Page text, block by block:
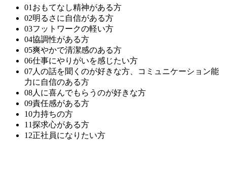
01 おもてなし精神がある方
02明るさに自信がある方
03フットワークの軽い方
04協調性がある方
05爽やかで清潔感のある方
06仕事にやりがいを感じたい方
07人の話を聞くのが好きな方、コミュニケーション能
力に自信のある方
08人に喜んでもらうのが好きな方
09責任感がある方
10力持ちの方
11探求心がある方
12正社員になりたい方